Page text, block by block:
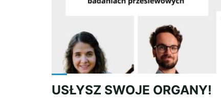
ORGANY!"
USŁYSZ SWOJE ORGANY!